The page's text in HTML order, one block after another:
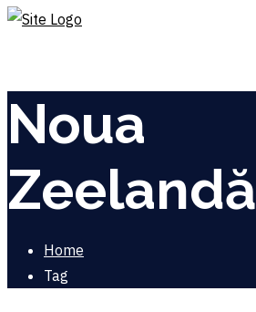
Noua
Zeelandă
Home
Tag